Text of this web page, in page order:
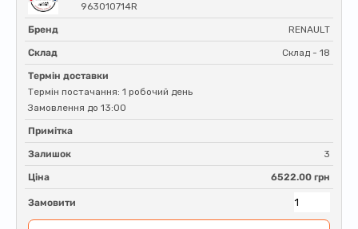
963010714R
Бренд RENAULT
Склад Склад - 18
Термін доставки
Термін постачання: 1 робочий день
Замовлення до 13:00
Примітка
Залишок 3
Ціна 6522.00 грн
Замовити